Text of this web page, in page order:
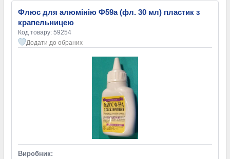
Флюс для алюмінію Ф59а (фл. 30 мл) пластик з
крапельницею
Код товару: 59254
Додати до обраних
Виробник: